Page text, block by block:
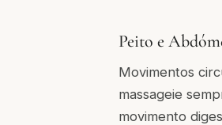
Peito e
Movimentos
massageie
movimento